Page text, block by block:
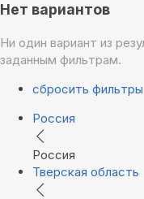
Нет вариантов
Ни один вариант из
заданным фильтрам.
сбросить фильтры
Россия
Россия
Тверская область